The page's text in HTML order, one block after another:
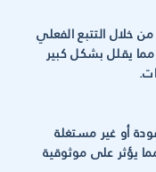
خلال التتبع الفعلي
يقلل بشكل كبير
أو غير مستغلة
يؤثر على موثوقية